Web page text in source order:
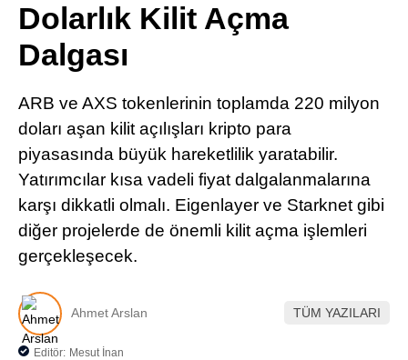
Telegram
Dolarlık Kilit Açma
Dalgası
ARB ve AXS tokenlerinin toplamda 220 milyon
doları aşan kilit açılışları kripto para
piyasasında büyük hareketlilik yaratabilir.
Yatırımcılar kısa vadeli fiyat dalgalanmalarına
karşı dikkatli olmalı. Eigenlayer ve Starknet gibi
diğer projelerde de önemli kilit açma işlemleri
gerçekleşecek.
Ahmet Arslan TÜM YAZILARI
Editör: Mesut İnan